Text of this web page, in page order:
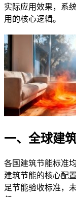
实际应用效果，系
用的核心逻辑。
一、全球建
各国建筑节能标准
建筑节能的核心配
足节能验收标准，